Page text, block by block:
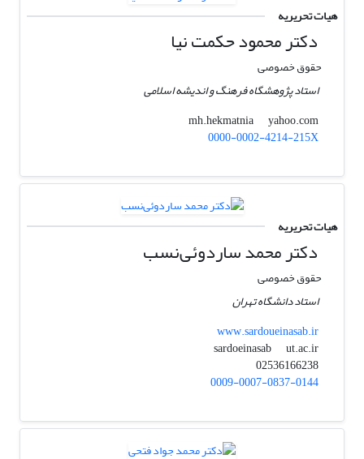
هیات تحریریه
دکتر محمود حکمت نیا
حقوق خصوصی
استاد پژوهشگاه فرهنگ و اندیشه اسلامی
mh.hekmatnia
yahoo.com
0000-0002-4214-215X
هیات تحریریه
دکتر محمد ساردوئی‌نسب
حقوق خصوصی
استاد دانشگاه تهران
www.sardoueinasab.ir
sardoeinasab
ut.ac.ir
02536166238
0009-0007-0837-0144